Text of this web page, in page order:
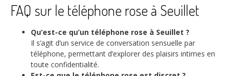
FAQ sur le téléphone rose à Seuillet
Qu’est-ce qu’un téléphone rose à Seuillet ?
Il s’agit d’un service de conversation sensuelle par
téléphone, permettant d’explorer des plaisirs intimes en
toute confidentialité.